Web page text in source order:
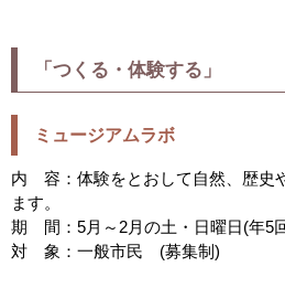
「つくる・体験する」
ミュージアムラボ
内 容：体験をとおして自然、歴史
ます。
期 間：5月～2月の土・日曜日(年5
対 象：一般市民 (募集制)